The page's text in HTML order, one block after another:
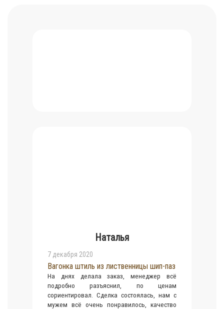
Наталья
7 декабря 2020
Вагонка штиль из лиственницы шип-паз
На днях делала заказ, менеджер всё
подробно разъяснил, по ценам
сориентировал. Сделка состоялась, нам с
мужем всё очень понравилось, качество